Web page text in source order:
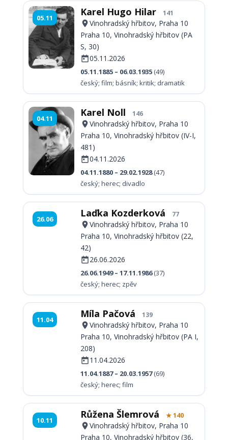
05.11 Karel Hugo Hilar 141
Vinohradský hřbitov, Praha 10
Praha 10, Vinohradský hřbitov (PA
S, 30)
05.11.2026
05.11.1885 – 06.03.1935 (49)
český; film; básník; kritik; dramatik
04.11 Karel Noll 146
Vinohradský hřbitov, Praha 10
Praha 10, Vinohradský hřbitov (IV-I,
481)
04.11.2026
04.11.1880 – 29.02.1928(47)
český; herec; divadlo
26.06 Laďka Kozderková 77
Vinohradský hřbitov, Praha 10
Praha 10, Vinohradský hřbitov (22,
42)
26.06.2026
26.06.1949 – 17.11.1986(37)
český; herec; zpěv
11.04 Míla Pačová 139
Vinohradský hřbitov, Praha 10
Praha 10, Vinohradský hřbitov (PA I,
208)
11.04.2026
11.04.1887 – 20.03.1957(69)
český; herec; film
10.11 Růžena Šlemrová ★ 140
Vinohradský hřbitov, Praha 10
Praha 10, Vinohradský hřbitov (36,